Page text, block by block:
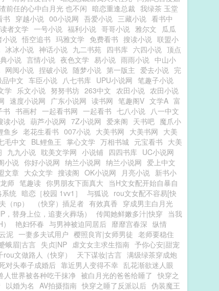
前任的心中白月光 也不闲 暗恋重逢总裁 我绿茶 玉堂
书 穿越小说 00小说网 吾爱小说 三藏小说 看书中
读者文学 一号小说 福利小说 哥哥小说 雅尔文
瓜瓜
小说 悟空追书 玛雅文学 免费看书 搜读小说 联盟小
冰冰小说 神话小说 九二书苑 四书库 六四小说 顶点
小说 言情小说 夜色文学 易小说 雨雨小说 中山小
网阅小说 捏破小说 随梦小说 第一版主 爱去小说 完
品中文 车臣小说 八七书库 UPU小说网 笔趣子小说
学 乐文小说 努努书坊 263中文 农田小说 农田小说
速度小说网 广东小说网 读书网 笔趣阁V 文学A 富
书 书画村 一起看书网 一起看书 七八小说 八一中文
读小说 葫芦小说网 7Z小说网 爱来阁 天书吧 魔爪小
鱼乡 老花生看书 007小说 大美书网 大美书网 大美
毛中文 BL鲤鱼王 掌心文学 万相书城 元宝看书 大美
九九小说 耽美文学网 小说铺 四四书库 UC小说网
小说 你好小说网 纳兰小说网 纳兰小说网 爱上中文
文章 大众文学 搜读阁 OK小说网 月亮小说 新书小
师 笔趣读 你男朋友下面真大 当H文女配开始自暴自
系统 暗恋［校园 1vv1］ 与狐说 rou文女配不容易[快
（np） （快穿）插足者 有效真香 穿成男主白月光
，替身上位，追妻火葬场） 传闻她鲜嫩多汁|快穿 当我
艳妇怀春 与男神被迫同居后 靡靡宫春深 纵情
云泥 一妻多夫试用户 樱照良宵|女师男徒 老师要稳住
蛾眉|古言 失贞|NP 虐文女主求生指南 予你心安|甜宠
rou文做路人（快穿） 天下谋妆|古言 满级绿茶穿成炮
对头奉子成婚后 靠近男人变得不幸 乱花渐欲迷人眼
人世界被各种吃干抹净 被白月光的爸爸给睡了 快穿之
以婚为名 AV拍摄指南 快穿之睡了反派以后 伪装魔王